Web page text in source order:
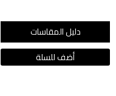
دليل المقاسات